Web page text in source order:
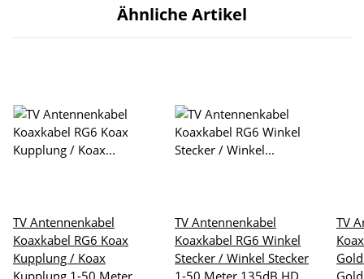
Ähnliche Artikel
TV Antennenkabel
Koaxkabel RG6 Koax
Kupplung / Koax
Kupplung 1-50 Meter
TV Antennenkabel
Koaxkabel RG6 Winkel
Stecker / Winkel Stecker
1-50 Meter 135dB HD
TV